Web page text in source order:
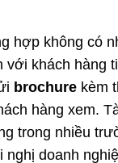
hợp không có
với khách hàng
brochure kèm
hàng xem.
trong nhiều
nghị doanh